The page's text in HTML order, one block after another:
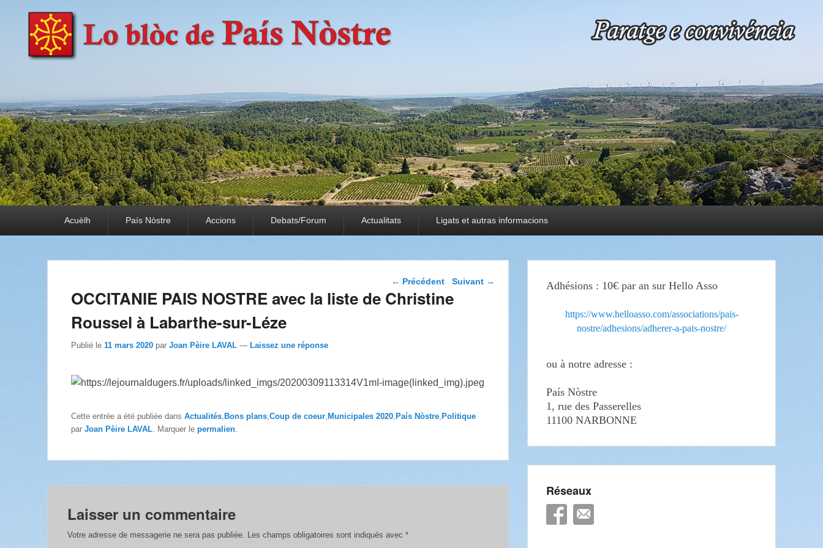
País Nòstre
Paratge e Convivència
Acuèlh País Nòstre Accions Debats/Forum Actualitats Ligats et autras informacions
Navigation dans les
← Précédent Suivant →
OCCITANIE PAIS NOSTRE avec la liste de Christine
Roussel à Labarthe-sur-Léze
Publié le 11 mars 2020 par Joan Pèire LAVAL — Laissez une réponse
Cette entrée a été publiée dans Actualités Bons plans Coup de coeur Municipales 2020 País Nòstre Politique
par Joan Pèire LAVAL . Marquer le permalien
Laisser un commentaire
Votre adresse de messagerie ne sera pas publiée. Les champs obligatoires sont indiqués avec *
Adhésions : 10€ par an sur Hello Asso
https://www.helloasso.com/associations/pais-
nostre/adhesions/adherer-a-pais-nostre/
ou à notre adresse :
País Nòstre
1, rue des Passerelles
11100 NARBONNE
Réseaux